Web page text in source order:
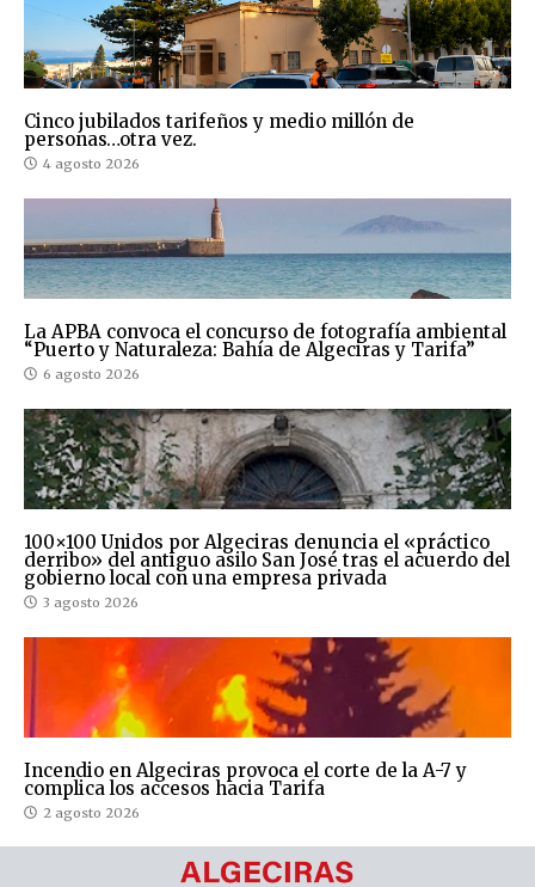
Cinco jubilados tarifeños y medio millón de
personas…otra vez.
4 agosto 2026
La APBA convoca el concurso de fotografía ambiental
“Puerto y Naturaleza: Bahía de Algeciras y Tarifa”
6 agosto 2026
100×100 Unidos por Algeciras denuncia el «práctico
derribo» del antiguo asilo San José tras el acuerdo del
gobierno local con una empresa privada
3 agosto 2026
Incendio en Algeciras provoca el corte de la A-7 y
complica los accesos hacia Tarifa
2 agosto 2026